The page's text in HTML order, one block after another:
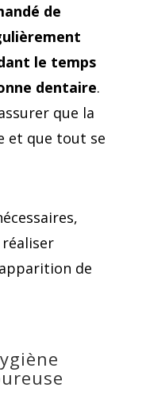
de
le temps
dentaire.
que la
et que tout se
de